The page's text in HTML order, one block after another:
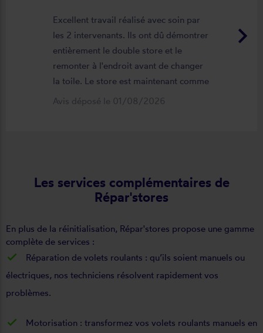
keyboard_arrow_right
Excellent travail réalisé avec soin par
les 2 intervenants. Ils ont dû démontrer
entièrement le double store et le
remonter à l'endroit avant de changer
la toile. Le store est maintenant comme
neuf, parfaitement positionné et
Avis déposé le 01/08/2026
Les services complémentaires de
Répar'stores
En plus de la réinitialisation, Répar'stores propose une gamme
complète de services :
Réparation de volets roulants : qu’ils soient manuels ou
électriques, nos techniciens résolvent rapidement vos
problèmes.
Motorisation : transformez vos volets roulants manuels en